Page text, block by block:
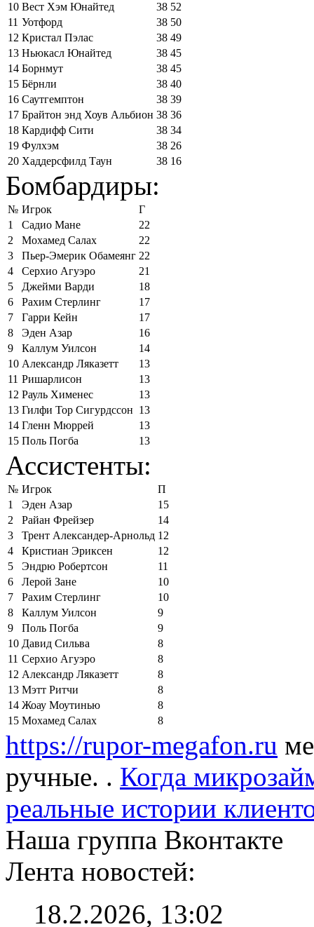
10 Вест Хэм Юнайтед 38 52
11 Уотфорд 38 50
12 Кристал Пэлас 38 49
13 Ньюкасл Юнайтед 38 45
14 Борнмут 38 45
15 Бёрнли 38 40
16 Саутгемптон 38 39
17 Брайтон энд Хоув Альбион 38 36
18 Кардифф Сити 38 34
19 Фулхэм 38 26
20 Хаддерсфилд Таун 38 16
Бомбардиры:
№ Игрок
Г
1
Садио Мане
22
2
Мохамед Салах
22
3
Пьер-Эмерик Обамеянг 22
4
Серхио Агуэро
21
5
Джейми Варди
18
6
Рахим Стерлинг
17
7
Гарри Кейн
17
8
Эден Азар
16
9
Каллум Уилсон
14
10 Александр Ляказетт
13
11 Ришарлисон
13
12 Рауль Хименес
13
13 Гилфи Тор Сигурдссон 13
14 Гленн Мюррей
13
15 Поль Погба 13
Ассистенты:
№ Игрок
П
1
Эден Азар
15
2
Райан Фрейзер
14
3
Трент Александер-Арнольд 12
4
Кристиан Эриксен
12
5
Эндрю Робертсон
11
6
Лерой Зане
10
7
Рахим Стерлинг
10
8
Каллум Уилсон
9
9
Поль Погба
9
10 Давид Сильва
8
11 Серхио Агуэро
8
12 Александр Ляказетт
8
13 Мэтт Ритчи
8
14 Жоау Моутинью
8
15 Мохамед Салах 8
https://rupor-megafon.ru
ручные. . Когда
реальные истории
Наша группа Вконтакте
Лента новостей:
18.2.2026, 13:02